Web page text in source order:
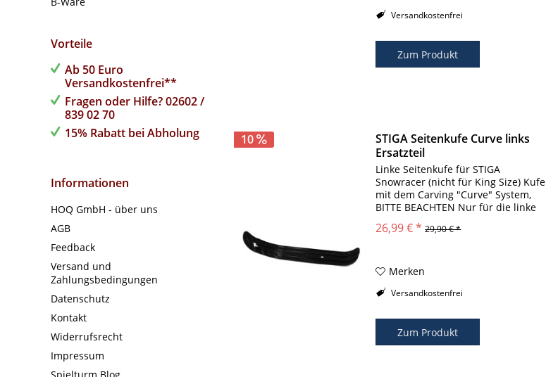
Vorteile
Ab 50 Euro
Versandkostenfrei**
Fragen oder Hilfe? 02602 /
839 02 70
15% Rabatt bei Abholung
Informationen
HOQ GmbH - über uns
AGB
Feedback
Versand und
Zahlungsbedingungen
Datenschutz
Kontakt
Widerrufsrecht
Impressum
Versandkostenfrei
Zum Produkt
10
STIGA Seitenkufe Curve links
Ersatzteil
Linke Seitenkufe für STIGA
Snowracer (nicht für King Size) Kufe
mit dem Carving "Curve" System,
BITTE BEACHTEN Nur für die linke
Seite geeignet z.B. für Racer
Ultimate, Supreme GT, usw.
26,99 € * 29,90 € *
Merken
Versandkostenfrei
Zum Produkt